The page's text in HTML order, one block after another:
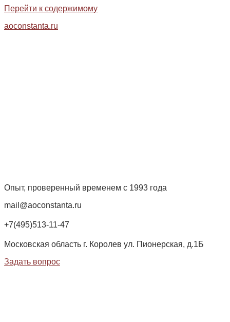
Перейти к содержимому
aoconstanta.ru
Опыт, проверенный временем с 1993 года
mail@aoconstanta.ru
+7(495)513-11-47
Московская область г. Королев ул. Пионерская, д.1Б
Задать вопрос